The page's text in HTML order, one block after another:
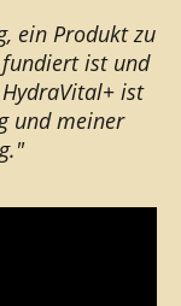
ein Produkt zu
ist und
ist
und meiner